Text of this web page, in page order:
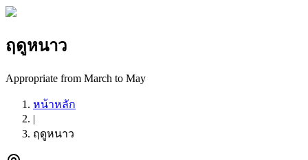
ฤดูหนาว
Appropriate from March to May
หน้าหลัก
|
ฤดูหนาว